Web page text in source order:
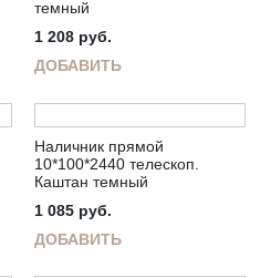
темный
1 208 руб.
ДОБАВИТЬ
Наличник прямой
10*100*2440 телескоп.
Каштан темный
1 085 руб.
ДОБАВИТЬ